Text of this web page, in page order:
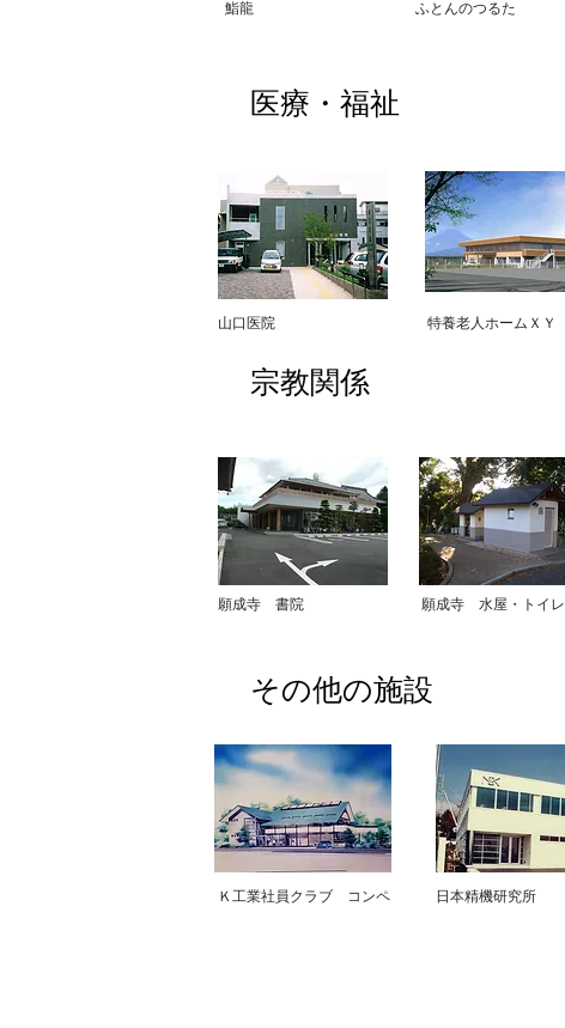
​鮨龍 ​ふとんのつるた
医療・福祉
​山口医院 ​特養老人ホームＸＹ
宗教関係
願成寺 書院 願成寺 水屋・トイレ
​その他の施設
Ｋ工業社員クラブ コンペ 日本精機研究所